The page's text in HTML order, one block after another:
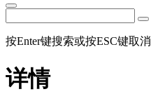
按Enter键搜索或按ESC键取消
详情